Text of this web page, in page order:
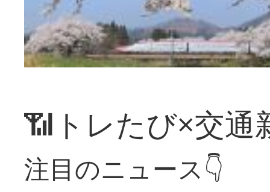
📶トレたび×交通
注目のニュース👇